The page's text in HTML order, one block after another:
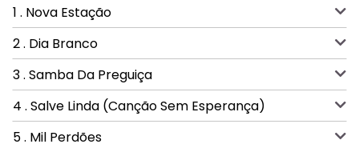
1 . Nova Estação
2 . Dia Branco
3 . Samba Da Preguiça
4 . Salve Linda (Canção Sem Esperança)
5 . Mil Perdões